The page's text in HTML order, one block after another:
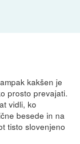
kakšen je
prosto prevajati.
vidli, ko
besede in na
tisto slovenjeno